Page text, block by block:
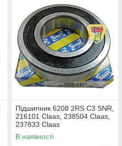
Підшипник 6208 2RS C3 SNR,
216101 Claas, 238504 Claas,
237833 Claas
В наявності